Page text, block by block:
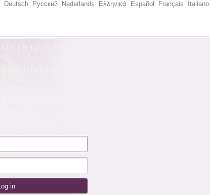
Deutsch Русский Nederlands Ελληνικά Español Français Italiano